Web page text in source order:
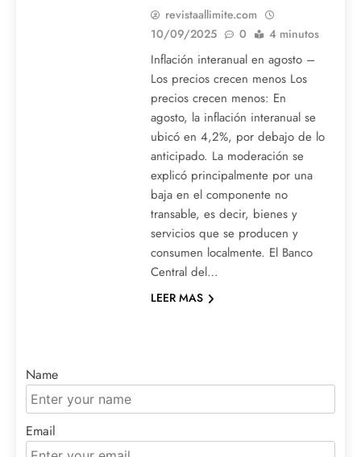
revistaallimite.com
10/09/2025
0 4 minutos
Inflación interanual en agosto –
Los precios crecen menos Los
precios crecen menos: En
agosto, la inflación interanual se
ubicó en 4,2%, por debajo de lo
anticipado. La moderación se
explicó principalmente por una
baja en el componente no
transable, es decir, bienes y
servicios que se producen y
consumen localmente. El Banco
Central del…
LEER MAS
Name
Email